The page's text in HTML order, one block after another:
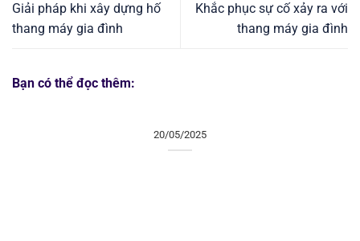
Giải pháp khi xây dựng hố
thang máy gia đình
Khắc phục sự cố xảy ra với
thang máy gia đình
Bạn có thể đọc thêm:
20/05/2025